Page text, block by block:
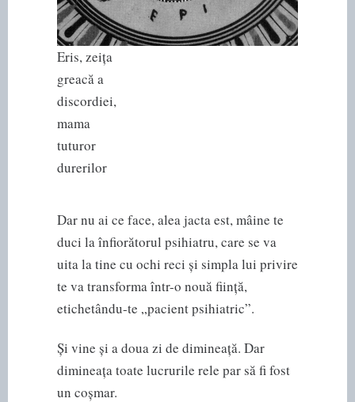
Eris, zeița
greacă a
discordiei,
mama
tuturor
durerilor
Dar nu ai ce face, alea jacta est, mâine te
duci la înfiorătorul psihiatru, care se va
uita la tine cu ochi reci și simpla lui privire
te va transforma într-o nouă ființă,
etichetându-te „pacient psihiatric”.
Și vine și a doua zi de dimineață. Dar
dimineața toate lucrurile rele par să fi fost
un coșmar.